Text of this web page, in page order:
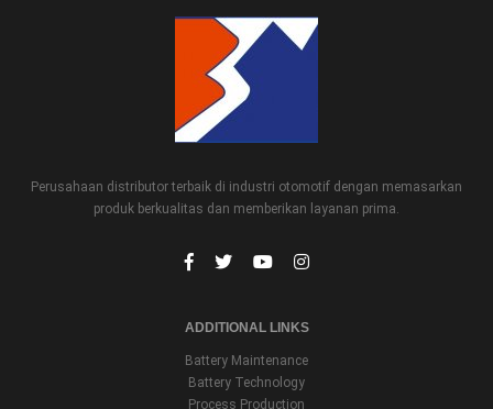
Perusahaan distributor terbaik di industri otomotif dengan memasarkan
produk berkualitas dan memberikan layanan prima.
ADDITIONAL LINKS
Battery Maintenance
Battery Technology
Process Production